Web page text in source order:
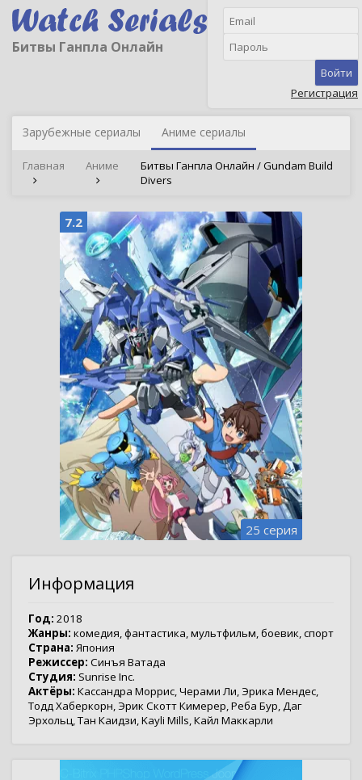
Битвы Ганпла Онлайн
Войти
Регистрация
Зарубежные сериалы Аниме сериалы
Главная Аниме
Битвы Ганпла Онлайн / Gundam Build
Divers
7.2
25 серия
Информация
Год: 2018
Жанры: комедия,фантастика,мультфильм,боевик,спорт
Страна: Япония
Режиссер: Синъя Ватада
Студия: Sunrise Inc.
Актёры: Кассандра Моррис,Черами Ли,Эрика Мендес,
Тодд Хаберкорн,Эрик Скотт Кимерер,Реба Бур,Даг
Эрхольц,Тан Каидзи,Kayli Mills,Кайл Маккарли